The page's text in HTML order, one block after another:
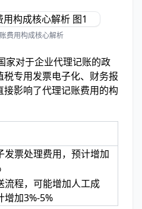
费用构成核心解析
家对于企业代理记账的政
专用发票电子化、财务报
影响了代理记账费用的构
发票处理费用，预计增加
流程，可能增加人工成
增加3%-5%